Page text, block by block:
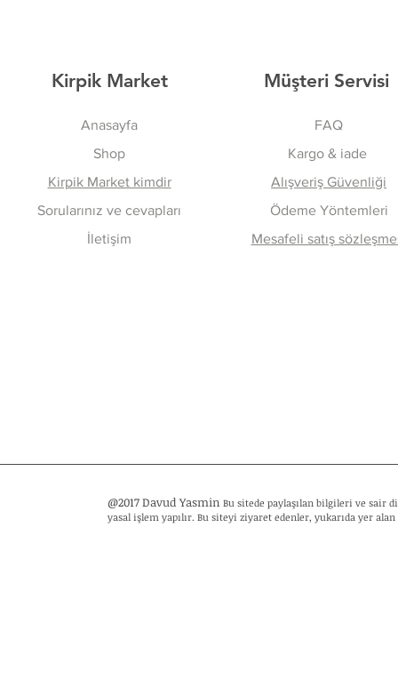
Kirpik Market
Anasayfa
Shop
Kirpik Market kimdir
Sorularınız ve cevapları
İletişim
Müşteri Servisi
FAQ
Kargo & iade
Alışveriş Güvenliği
Ödeme Yöntemleri
Mesafeli satış
@2017 Davud Yasmin Bu sitede paylaşılan bilgileri ve sair
yasal işlem yapılır. Bu siteyi ziyaret edenler, yukarıda yer